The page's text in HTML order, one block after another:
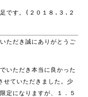
です。(２０１８.３.２
ただき誠にありがとうご
いただき本当に良かった
せていただきました。少
定になりますが、１．５